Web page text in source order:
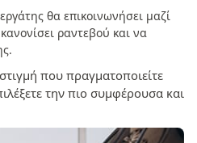
θα επικοινωνήσει μαζί
ραντεβού και να
που πραγματοποιείτε
την πιο συμφέρουσα και